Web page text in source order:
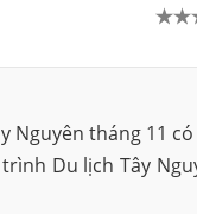
Nguyên tháng 11
Du lịch Tây